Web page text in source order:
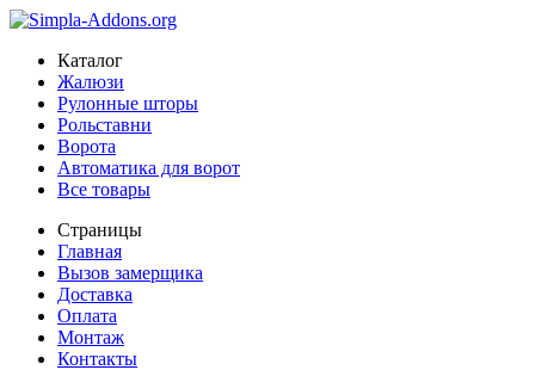
Каталог
Жалюзи
Рулонные шторы
Рольставни
Ворота
Автоматика для ворот
Все товары
Страницы
Главная
Вызов замерщика
Доставка
Оплата
Монтаж
Контакты